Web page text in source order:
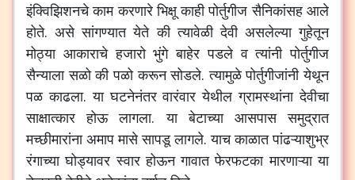
इंक्विझिशनचे काम करणारे भिक्षू काही पोर्तुगीज सैनिकांसह आले
होते. असे सांगण्यात येते की त्यावेळी देवी असलेल्या गुहेतून
मोठ्या आकाराचे हजारो भुंगे बाहेर पडले व त्यांनी पोर्तुगीज
सैन्याला सळो की पळो करून सोडले. त्यामुळे पोर्तुगीजांनी येथून
पळ काढला. या घटनेनंतर वारंवार येथील ग्रामस्थांना देवीचा
साक्षात्कार होऊ लागला. या बेटाच्या आसपास समुद्रात
मच्छीमारांना अमाप मासे सापडू लागले. याच काळात पांढऱ्याशुभ्र
रंगाच्या घोड्यावर स्वार होऊन गावात फेरफटका मारणाऱ्या या